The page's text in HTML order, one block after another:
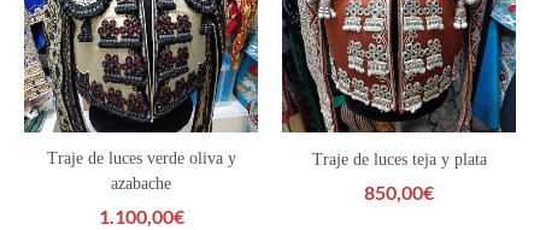
Traje de luces verde oliva y
azabache
1.100,00€
Traje de luces teja y plata
850,00€